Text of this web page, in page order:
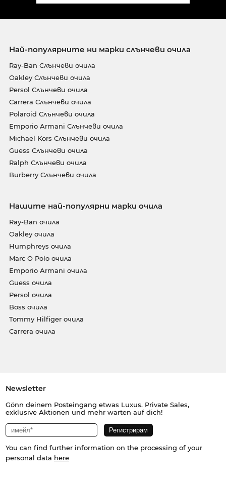
Най-популярните ни марки слънчеви очила
Ray-Ban Слънчеви очила
Oakley Слънчеви очила
Persol Слънчеви очила
Carrera Слънчеви очила
Polaroid Слънчеви очила
Emporio Armani Слънчеви очила
Michael Kors Слънчеви очила
Guess Слънчеви очила
Ralph Слънчеви очила
Burberry Слънчеви очила
Нашите най-популярни марки очила
Ray-Ban очила
Oakley очила
Humphreys очила
Marc O Polo очила
Emporio Armani очила
Guess очила
Persol очила
Boss очила
Tommy Hilfiger очила
Carrera очила
Newsletter
Gönn deinem Posteingang etwas Luxus. Private Sales,
exklusive Aktionen und mehr warten auf dich!
You can find further information on the processing of your
personal data here